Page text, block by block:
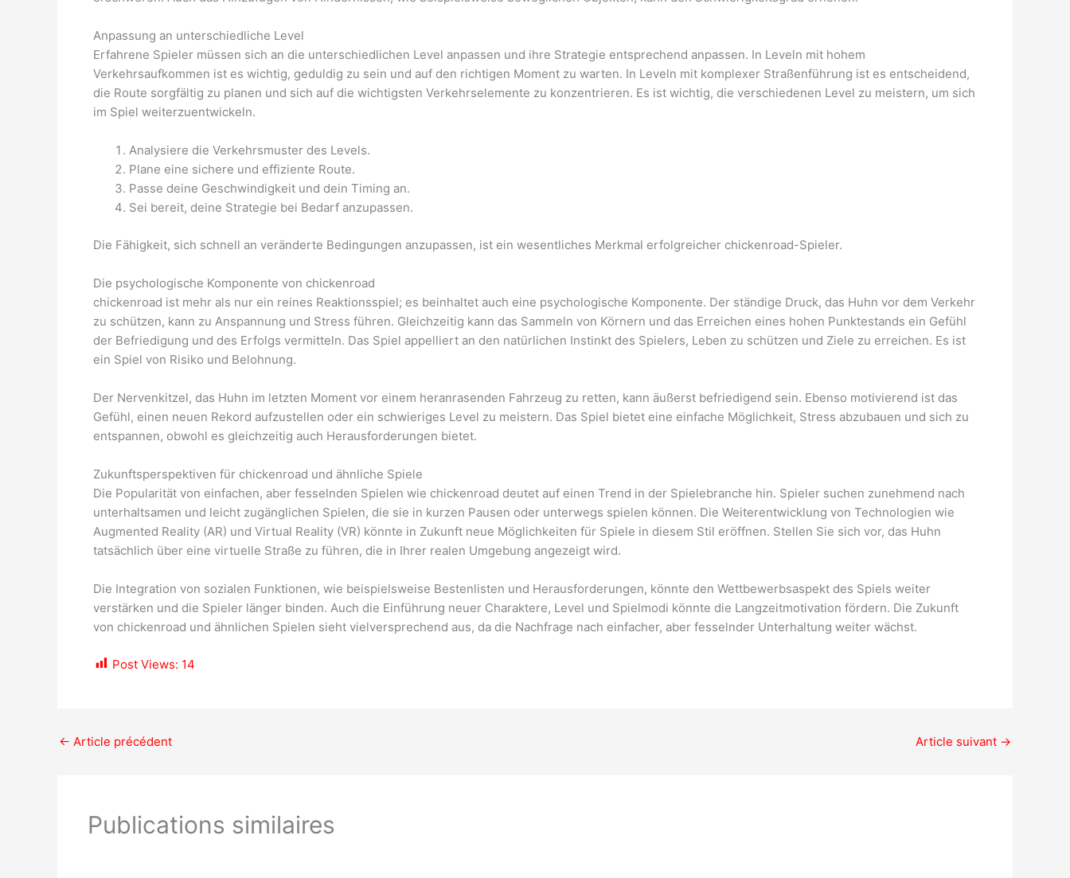
Anpassung an unterschiedliche Level
Erfahrene Spieler müssen sich an die unterschiedlichen Level anpassen und ihre Strategie entsprechend anpassen. In Leveln mit hohem
Verkehrsaufkommen ist es wichtig, geduldig zu sein und auf den richtigen Moment zu warten. In Leveln mit komplexer Straßenführung ist es entscheidend,
die Route sorgfältig zu planen und sich auf die wichtigsten Verkehrselemente zu konzentrieren. Es ist wichtig, die verschiedenen Level zu meistern, um sich
im Spiel weiterzuentwickeln.
Analysiere die Verkehrsmuster des Levels.
Plane eine sichere und effiziente Route.
Passe deine Geschwindigkeit und dein Timing an.
Sei bereit, deine Strategie bei Bedarf anzupassen.
Die Fähigkeit, sich schnell an veränderte Bedingungen anzupassen, ist ein wesentliches Merkmal erfolgreicher chickenroad-Spieler.
Die psychologische Komponente von chickenroad
chickenroad ist mehr als nur ein reines Reaktionsspiel; es beinhaltet auch eine psychologische Komponente. Der ständige Druck, das Huhn vor dem Verkehr
zu schützen, kann zu Anspannung und Stress führen. Gleichzeitig kann das Sammeln von Körnern und das Erreichen eines hohen Punktestands ein Gefühl
der Befriedigung und des Erfolgs vermitteln. Das Spiel appelliert an den natürlichen Instinkt des Spielers, Leben zu schützen und Ziele zu erreichen. Es ist
ein Spiel von Risiko und Belohnung.
Der Nervenkitzel, das Huhn im letzten Moment vor einem heranrasenden Fahrzeug zu retten, kann äußerst befriedigend sein. Ebenso motivierend ist das
Gefühl, einen neuen Rekord aufzustellen oder ein schwieriges Level zu meistern. Das Spiel bietet eine einfache Möglichkeit, Stress abzubauen und sich zu
entspannen, obwohl es gleichzeitig auch Herausforderungen bietet.
Zukunftsperspektiven für chickenroad und ähnliche Spiele
Die Popularität von einfachen, aber fesselnden Spielen wie chickenroad deutet auf einen Trend in der Spielebranche hin. Spieler suchen zunehmend nach
unterhaltsamen und leicht zugänglichen Spielen, die sie in kurzen Pausen oder unterwegs spielen können. Die Weiterentwicklung von Technologien wie
Augmented Reality (AR) und Virtual Reality (VR) könnte in Zukunft neue Möglichkeiten für Spiele in diesem Stil eröffnen. Stellen Sie sich vor, das Huhn
tatsächlich über eine virtuelle Straße zu führen, die in Ihrer realen Umgebung angezeigt wird.
Die Integration von sozialen Funktionen, wie beispielsweise Bestenlisten und Herausforderungen, könnte den Wettbewerbsaspekt des Spiels weiter
verstärken und die Spieler länger binden. Auch die Einführung neuer Charaktere, Level und Spielmodi könnte die Langzeitmotivation fördern. Die Zukunft
von chickenroad und ähnlichen Spielen sieht vielversprechend aus, da die Nachfrage nach einfacher, aber fesselnder Unterhaltung weiter wächst.
Post Views: 14
← Article précédent Article suivant →
Publications similaires